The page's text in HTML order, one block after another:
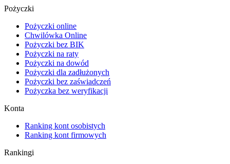
Pożyczki
Pożyczki online
Chwilówka Online
Pożyczki bez BIK
Pożyczki na raty
Pożyczki na dowód
Pożyczki dla zadłużonych
Pożyczki bez zaświadczeń
Pożyczka bez weryfikacji
Konta
Ranking kont osobistych
Ranking kont firmowych
Rankingi